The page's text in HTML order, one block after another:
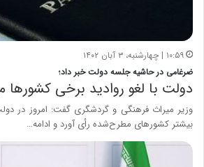
۱۰:۵۹ | چهارشنبه، ۳ آبان ۱۴۰۲
ضرغامی در حاشیه جلسه دولت خبر داد؛
دولت با لغو روادید برخی کشورها
وزیر میراث فرهنگی و گردشگری گفت: امروز در
بیشتر کشورهای مطرح‌شده رأی آورد و ادامه…